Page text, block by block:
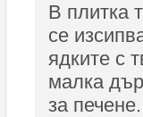
В плитка
се
ядките с
малка
за